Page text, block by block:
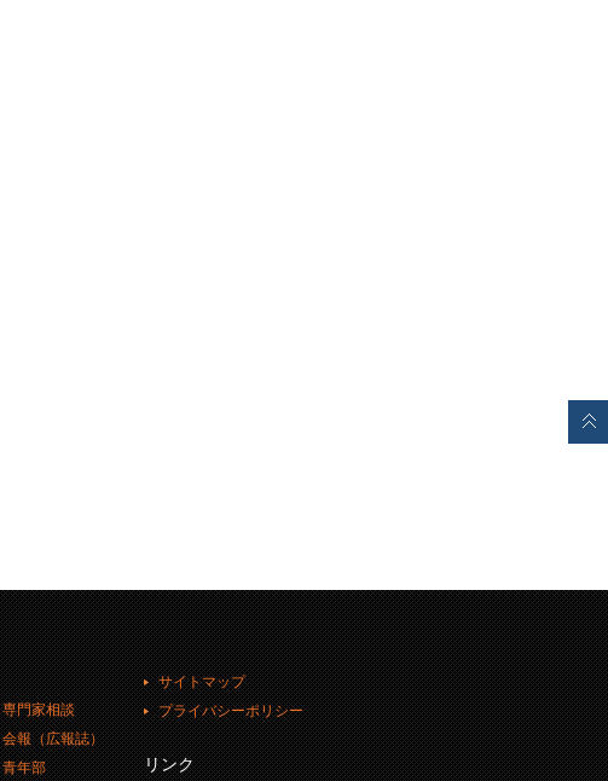
専門家相談
会報（広報誌）
青年部
サイトマップ
プライバシーポリシー
リンク